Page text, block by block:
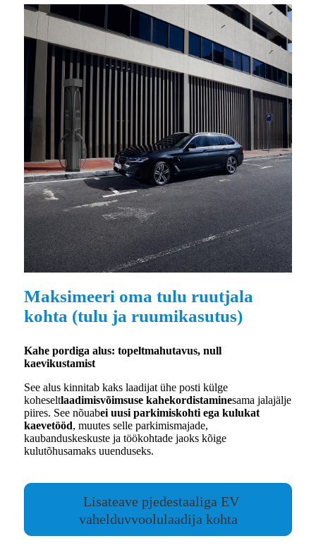
Maksimeeri oma tulu ruutjala
kohta (tulu ja ruumikasutus)
Kahe pordiga alus: topeltmahutavus, null
kaevikustamist
See alus kinnitab kaks laadijat ühe posti külge
koheseltlaadimisvõimsuse kahekordistaminesama jalajälje
piires. See nõuabei uusi parkimiskohti ega kulukat
kaevetööd, muutes selle parkimismajade,
kaubanduskeskuste ja töökohtade jaoks kõige
kulutõhusamaks uuenduseks.
Lisateave pjedestaaliga EV
vahelduvvoolulaadija kohta